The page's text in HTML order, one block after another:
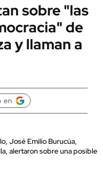
sobre "las
de
y llaman a
en
José Emilio Burucúa,
alertaron sobre una posible